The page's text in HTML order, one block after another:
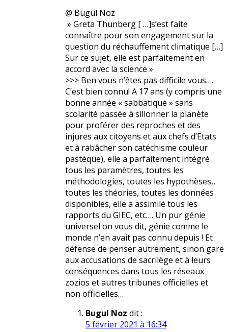
@ Bugul Noz
» Greta Thunberg [ …]s’est faite
connaître pour son engagement sur la
question du réchauffement climatique […]
Sur ce sujet, elle est parfaitement en
accord avec la science »
>>> Ben vous n’êtes pas difficile vous….
C’est bien connu! A 17 ans (y compris une
bonne année « sabbatique » sans
scolarité passée à sillonner la planète
pour proférer des reproches et des
injures aux citoyens et aux chefs d’Etats
et à rabâcher son catéchisme couleur
pastèque), elle a parfaitement intégré
tous les paramètres, toutes les
méthodologies, toutes les hypothèses,,
toutes les théories, toutes les données
disponibles, elle a assimilé tous les
rapports du GIEC, etc…. Un pur génie
universel on vous dit, génie comme le
monde n’en avait pas connu depuis ! Et
défense de penser autrement, sinon gare
aux accusations de sacrilège et à leurs
conséquences dans tous les réseaux
zozios et autres tribunes officielles et
non officielles…
Bugul Noz dit :
5 février 2021 à 16:34